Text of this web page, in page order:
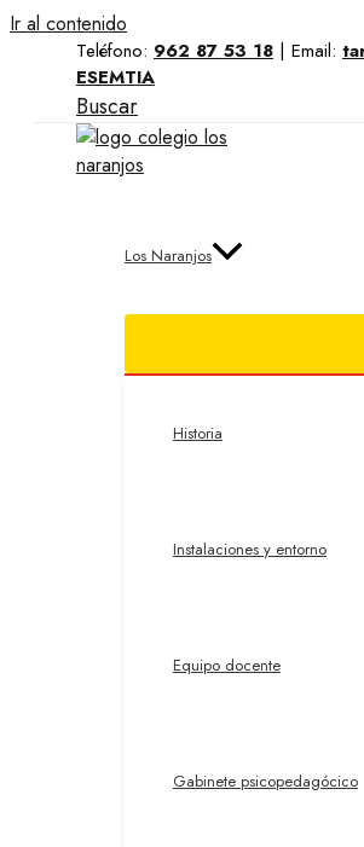
Ir al contenido
Teléfono: 962 87 53 18 | Email:
ESEMTIA
Buscar
Los Naranjos
Historia
Instalaciones y entorno
Equipo docente
Gabinete psicopedagócico